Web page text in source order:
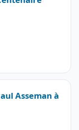
Asseman à